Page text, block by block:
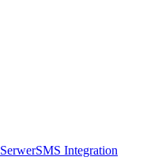
SerwerSMS Integration